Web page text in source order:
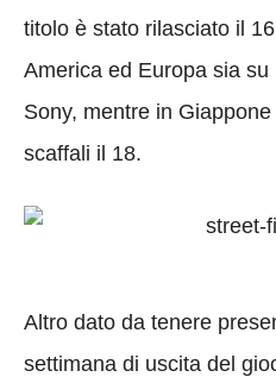
titolo è stato rilasciato il
America ed Europa sia
Sony, mentre in
scaffali il 18.
Altro dato da tenere
settimana di uscita del